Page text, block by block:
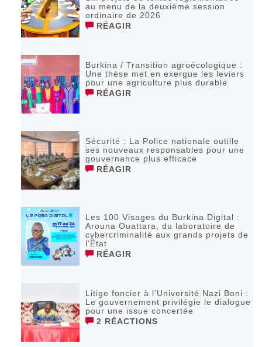
au menu de la deuxième session
ordinaire de 2026
RÉAGIR
Burkina / Transition agroécologique :
Une thèse met en exergue les leviers
pour une agriculture plus durable
RÉAGIR
Sécurité : La Police nationale outille
ses nouveaux responsables pour une
gouvernance plus efficace
RÉAGIR
Les 100 Visages du Burkina Digital :
Arouna Ouattara, du laboratoire de
cybercriminalité aux grands projets de
l’État
RÉAGIR
Litige foncier à l’Université Nazi Boni :
Le gouvernement privilégie le dialogue
pour une issue concertée
2 RÉACTIONS